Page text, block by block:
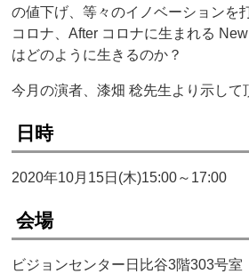
の値下げ、等々のイノベーションを
コロナ、After コロナに生まれる
はどのように生きるのか？
今月の演者、漆畑 稔先生より示して
日時
2020年10月15日(木)15:00～17:00
会場
ビジョンセンター日比谷3階303号室